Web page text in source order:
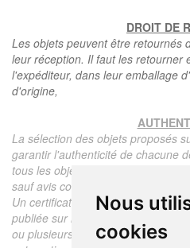
Nous
cookies
DROIT DE
Les objets peuvent être retournés
leur réception. Il faut les retourner
l'expéditeur, dans leur emballage
d'origine,
La sélection des objets proposés
garantir l'authenticité de chacune
tous les objets proposés sont
sauf avis contraire ou restriction
Un certificat d'authenticité de
publiée sur le site, l'époque, le prix
ou plusieurs photographies en